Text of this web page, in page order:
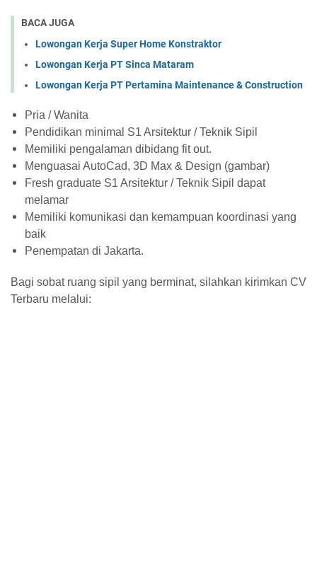
BACA JUGA
Lowongan Kerja Super Home Konstraktor
Lowongan Kerja PT Sinca Mataram
Lowongan Kerja PT Pertamina Maintenance & Construction
Pria / Wanita
Pendidikan minimal S1 Arsitektur / Teknik Sipil
Memiliki pengalaman dibidang fit out.
Menguasai AutoCad, 3D Max & Design (gambar)
Fresh graduate S1 Arsitektur / Teknik Sipil dapat
melamar
Memiliki komunikasi dan kemampuan koordinasi yang
baik
Penempatan di Jakarta.
Bagi sobat ruang sipil yang berminat, silahkan kirimkan CV
Terbaru melalui: